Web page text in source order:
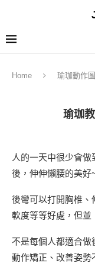
Home 瑜珈動作
瑜珈
人的一天中很少會
後，伸伸懶腰的美好
後彎可以打開胸椎、
軟度等等好處，但並
不是每個人都適合做
動作矯正、改善姿勢